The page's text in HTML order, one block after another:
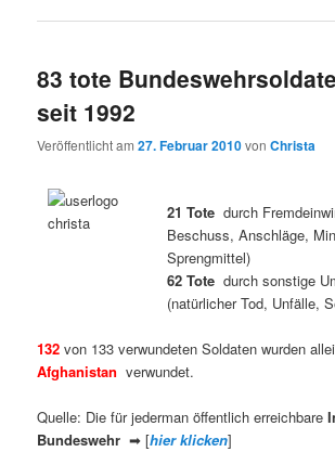
83 tote
seit 1992
Veröffentlicht am27. Februar 2010vonChrista
21 Tote durch
Beschuss, Anschläge,
Sprengmittel)
62 Tote durch sonstige
(natürlicher Tod, Unfälle,
132 von 133 verwundeten Soldaten wurden
Afghanistan verwundet.
Quelle: Die für jederman öffentlich erreichbare
Bundeswehr ➡ [hier klicken]